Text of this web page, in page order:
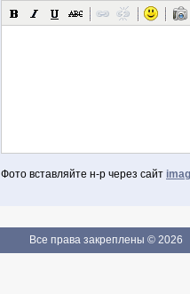
Фото вставляйте н-р через сайт
Если Вы зарегистрированы
Все права закреплены © 2026